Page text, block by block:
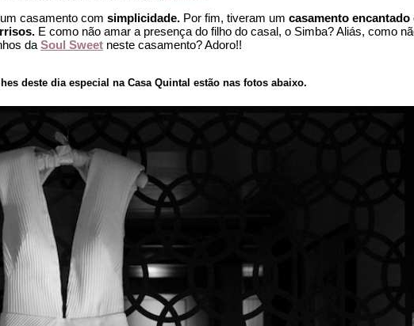
casamento com simplicidade. Por fim, tiveram um casamento encantado
E como não amar a presença do filho do casal, o Simba? Aliás, como
da Soul Sweet neste casamento? Adoro!!
deste dia especial na Casa Quintal estão nas fotos abaixo.